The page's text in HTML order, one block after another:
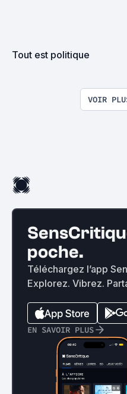
Tout est politique
VOIR
poche.
Téléchargez l’app
Explorez. Vibrez.
EN SAVOIR PLUS